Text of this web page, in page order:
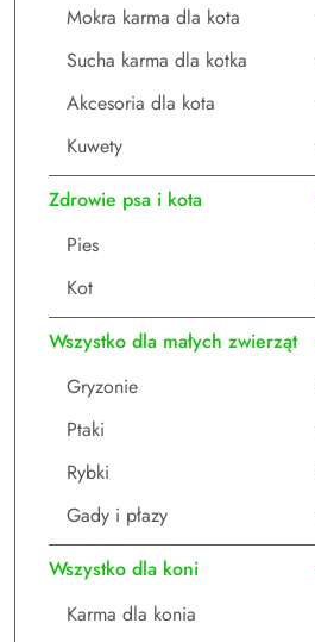
Mokra karma dla kota
Sucha karma dla kotka
Akcesoria dla kota
Kuwety
Zdrowie psa i kota
Pies
Kot
Wszystko dla małych zwierząt
Gryzonie
Ptaki
Rybki
Gady i płazy
Wszystko dla koni
Karma dla konia